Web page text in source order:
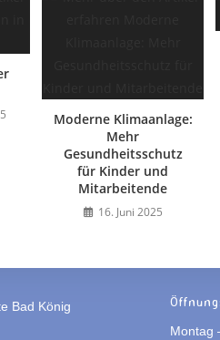
Moderne Klimaanlage:
Mehr
Gesundheitsschutz
für Kinder und
Mitarbeitende
16. Juni 2025
Bad König
Montag